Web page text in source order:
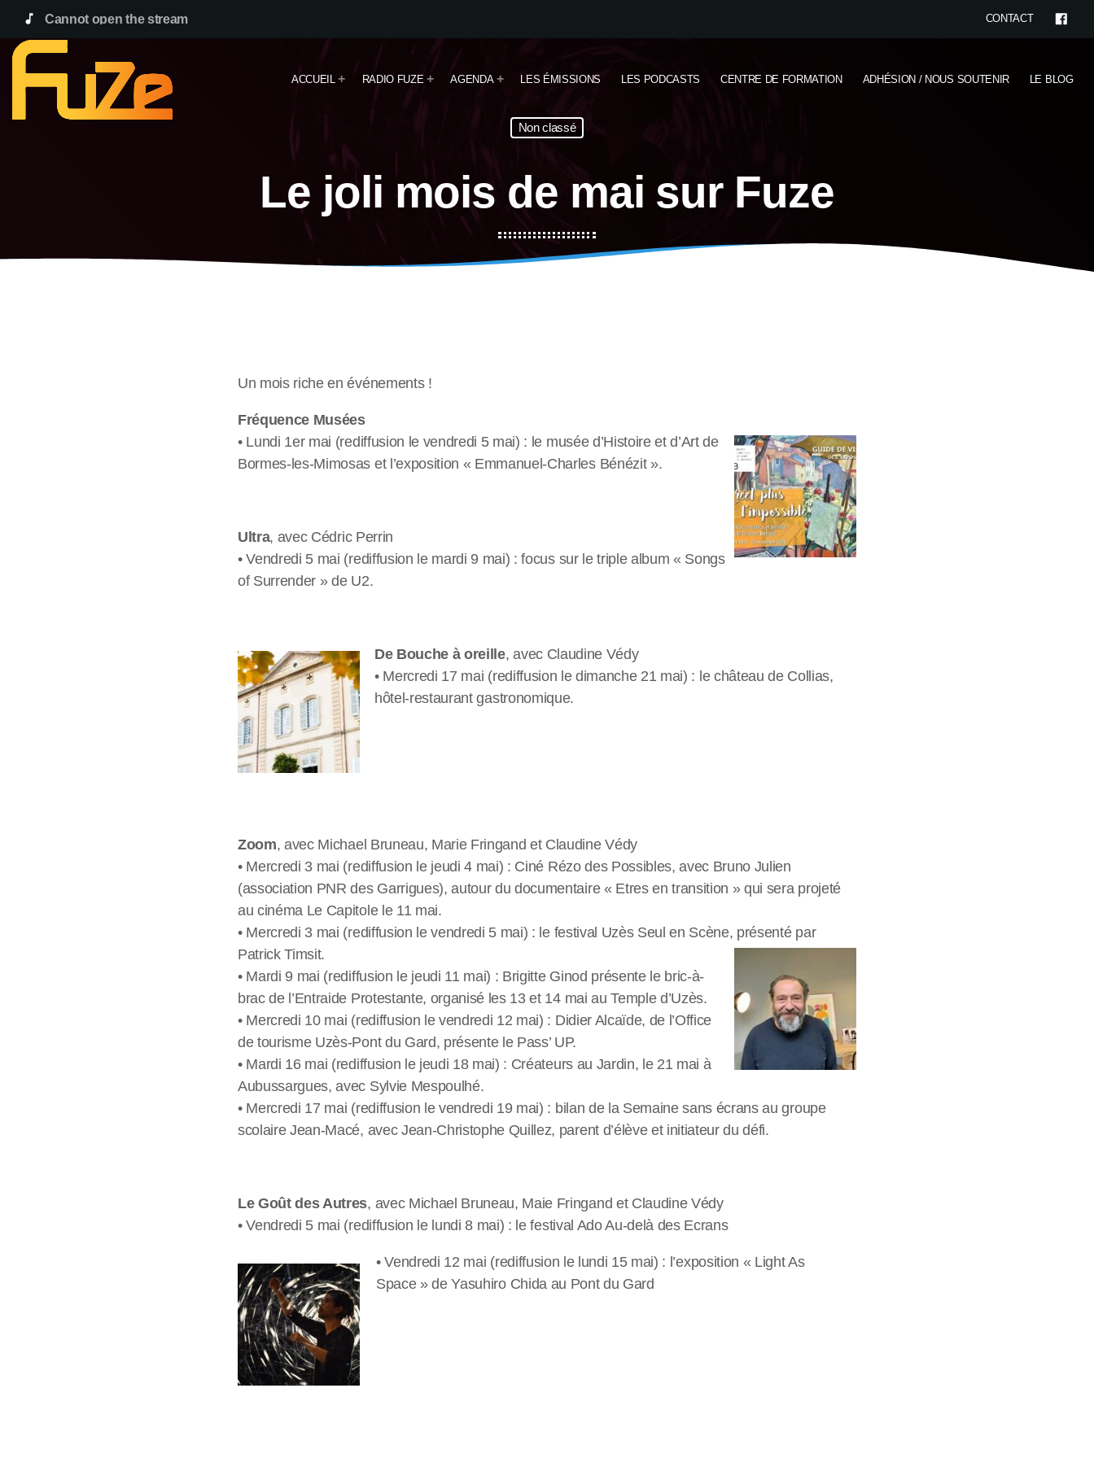
music_note Cannot open the stream CONTACT
ACCUEIL RADIO FUZE AGENDA LES ÉMISSIONS LES PODCASTS CENTRE DE FORMATION ADHÉSION / NOUS SOUTENIR LE BLOG
Non classé
Le joli mois de mai sur Fuze
Un mois riche en événements !
Fréquence Musées
• Lundi 1er mai (rediffusion le vendredi 5 mai) : le musée d’Histoire et d’Art de
Bormes-les-Mimosas et l’exposition « Emmanuel-Charles Bénézit ».
Ultra, avec Cédric Perrin
• Vendredi 5 mai (rediffusion le mardi 9 mai) : focus sur le triple album « Songs
of Surrender » de U2.
De Bouche à oreille, avec Claudine Védy
• Mercredi 17 mai (rediffusion le dimanche 21 mai) : le château de Collias,
hôtel-restaurant gastronomique.
Zoom, avec Michael Bruneau, Marie Fringand et Claudine Védy
• Mercredi 3 mai (rediffusion le jeudi 4 mai) : Ciné Rézo des Possibles, avec Bruno Julien
(association PNR des Garrigues), autour du documentaire « Etres en transition » qui sera projeté
au cinéma Le Capitole le 11 mai.
• Mercredi 3 mai (rediffusion le vendredi 5 mai) : le festival Uzès Seul en Scène, présenté par
Patrick Timsit.
• Mardi 9 mai (rediffusion le jeudi 11 mai) : Brigitte Ginod présente le bric-à-
brac de l’Entraide Protestante, organisé les 13 et 14 mai au Temple d’Uzès.
• Mercredi 10 mai (rediffusion le vendredi 12 mai) : Didier Alcaïde, de l’Office
de tourisme Uzès-Pont du Gard, présente le Pass’ UP.
• Mardi 16 mai (rediffusion le jeudi 18 mai) : Créateurs au Jardin, le 21 mai à
Aubussargues, avec Sylvie Mespoulhé.
• Mercredi 17 mai (rediffusion le vendredi 19 mai) : bilan de la Semaine sans écrans au groupe
scolaire Jean-Macé, avec Jean-Christophe Quillez, parent d’élève et initiateur du défi.
Le Goût des Autres, avec Michael Bruneau, Maie Fringand et Claudine Védy
• Vendredi 5 mai (rediffusion le lundi 8 mai) : le festival Ado Au-delà des Ecrans
• Vendredi 12 mai (rediffusion le lundi 15 mai) : l’exposition « Light As
Space » de Yasuhiro Chida au Pont du Gard